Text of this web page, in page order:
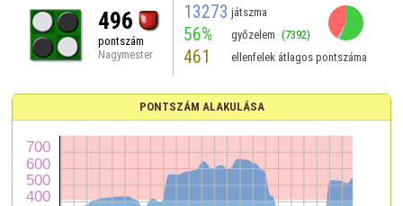
496
pontszám
Nagymester
13273 játszma
56% győzelem (7392)
461 ellenfelek átlagos pontszáma
PONTSZÁM ALAKULÁSA